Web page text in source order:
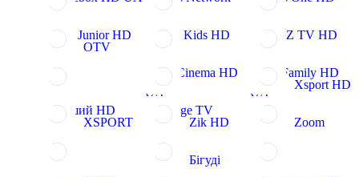
NIKI Junior HD NIKI Kids HD
OBOZ TV HD
OTV
Star Cinema HD
UA
Star Family HD
UA
Перший HD
Vintage TV
Xsport HD
XSPORT Zik HD Zoom
Бігуді